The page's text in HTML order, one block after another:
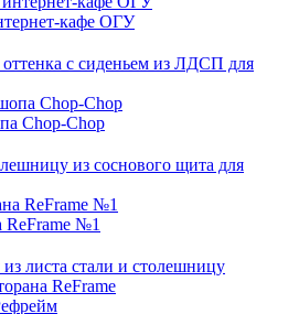
кафе ОГУ
оттенка с сиденьем из ЛДСП для
Chop-Chop
из соснового щита для
ReFrame №1
листа стали и столешницу
ReFrame